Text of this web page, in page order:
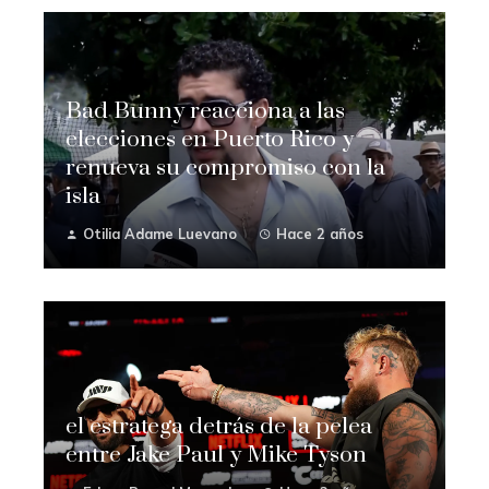
Bad Bunny reacciona a las
elecciones en Puerto Rico y
renueva su compromiso con la
isla
Otilia Adame Luevano Hace 2 años
el estratega detrás de la pelea
entre Jake Paul y Mike Tyson